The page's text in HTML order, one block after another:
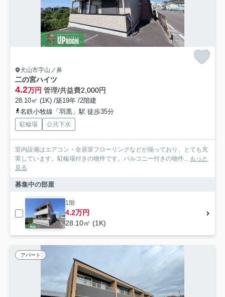
犬山市字山ノ鼻
二の宮ハイツ
4.2万円 管理/共益費2,000円
28.10㎡ (1K) /築19年 /2階建
名鉄小牧線「羽黒」駅 徒歩35分
駐輪場 公共下水
室内設備はエアコン・全居室フローリングなどが揃っており、とても充
実しています。駐輪場付きの物件です。バルコニー付きの物件... もっと
見る
募集中の部屋
1階
4.2万円
28.10㎡ (1K)
アパート